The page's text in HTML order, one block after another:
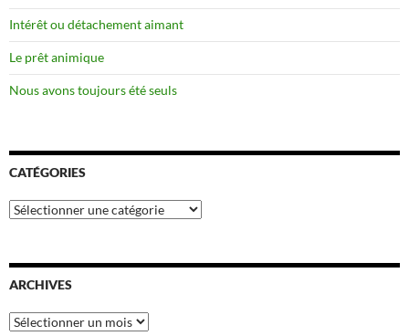
Intérêt ou détachement aimant
Le prêt animique
Nous avons toujours été seuls
CATÉGORIES
Catégories
ARCHIVES
Archives